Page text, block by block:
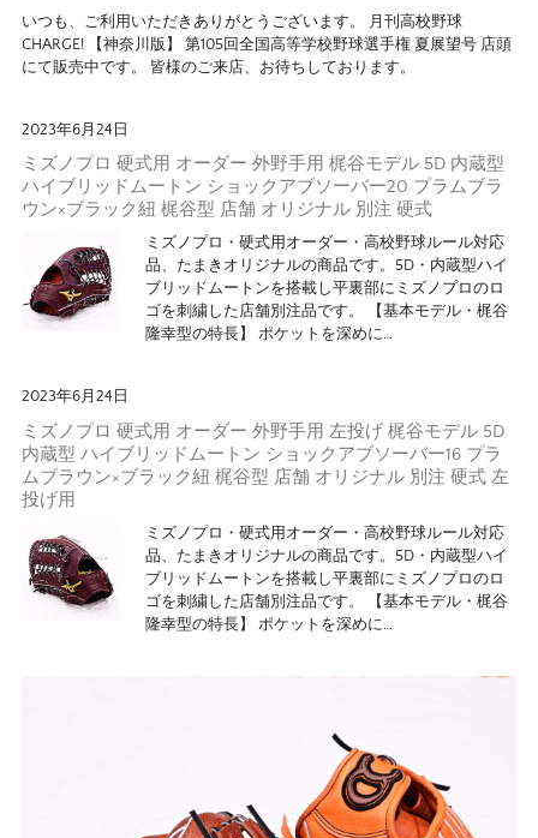
いつも、ご利用いただきありがとうございます。 月刊高校野球
CHARGE! 【神奈川版】 第105回全国高等学校野球選手権 夏展望号 店頭
にて販売中です。 皆様のご来店、お待ちしております。
2023年6月24日
ミズノプロ 硬式用 オーダー 外野手用 梶谷モデル 5D 内蔵型
ハイブリッドムートン ショックアブソーバー20 プラムブラ
ウン×ブラック紐 梶谷型 店舗 オリジナル 別注 硬式
ミズノプロ・硬式用オーダー・高校野球ルール対応
品、たまきオリジナルの商品です。5D・内蔵型ハイ
ブリッドムートンを搭載し平裏部にミズノプロのロ
ゴを刺繍した店舗別注品です。 【基本モデル・梶谷
隆幸型の特長】 ポケットを深めに…
2023年6月24日
ミズノプロ 硬式用 オーダー 外野手用 左投げ 梶谷モデル 5D
内蔵型 ハイブリッドムートン ショックアブソーバー16 プラ
ムブラウン×ブラック紐 梶谷型 店舗 オリジナル 別注 硬式 左
投げ用
ミズノプロ・硬式用オーダー・高校野球ルール対応
品、たまきオリジナルの商品です。5D・内蔵型ハイ
ブリッドムートンを搭載し平裏部にミズノプロのロ
ゴを刺繍した店舗別注品です。 【基本モデル・梶谷
隆幸型の特長】 ポケットを深めに…